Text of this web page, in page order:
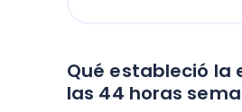
Qué estableció la
las 44 horas